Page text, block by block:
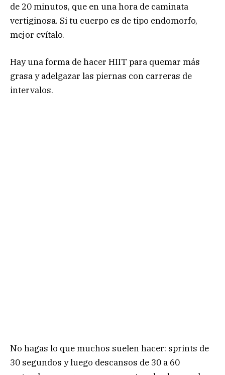
de 20 minutos, que en una hora de caminata
vertiginosa. Si tu cuerpo es de tipo endomorfo,
mejor evítalo.
Hay una forma de hacer HIIT para quemar más
grasa y adelgazar las piernas con carreras de
intervalos.
No hagas lo que muchos suelen hacer: sprints de
30 segundos y luego descansos de 30 a 60